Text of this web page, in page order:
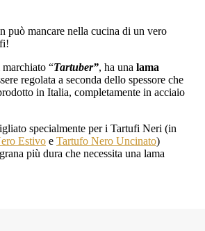
può mancare nella cucina di un vero
“Tartuber”, ha una lama
regolata a seconda dello spessore che
in Italia, completamente in acciaio
specialmente per i Tartufi Neri (in
Estivo e Tartufo Nero Uncinato)
più dura che necessita una lama